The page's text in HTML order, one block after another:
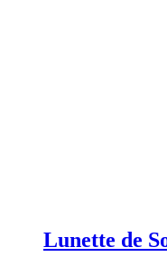
Lunette de